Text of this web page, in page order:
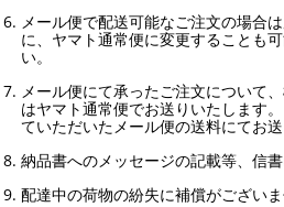
メール便で配送可能なご注文の場合
に、ヤマト通常便に変更することも
い。
メール便にて承ったご注文について
はヤマト通常便でお送りいたします
ていただいたメール便の送料にてお送
納品書へのメッセージの記載等、信
配達中の荷物の紛失に補償がございま